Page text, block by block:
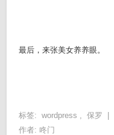
最后，来张美女养养眼。
标签: wordpress , 保罗
作者: 咚门